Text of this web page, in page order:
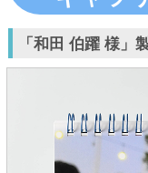
「和田 伯躍 様」